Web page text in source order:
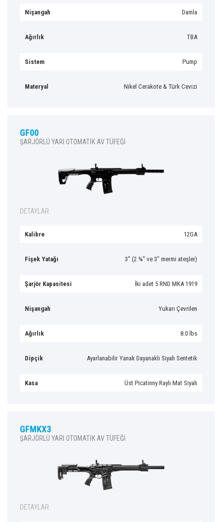
Nişangah Damla
Ağırlık TBA
Sistem Pump
Materyal Nikel Cerakote & Türk Cevizi
GF00
ŞARJÖRLÜ YARI OTOMATİK AV TÜFEĞİ
DETAYLAR
Kalibre 12GA
Fişek Yatağı 3″ (2 ¾” ve 3″ mermi ateşler)
Şarjör Kapasitesi İki adet 5 RND MKA 1919
Nişangah Yukarı Çevrilen
Ağırlık 8.0 lbs
Dipçik Ayarlanabilir Yanak Dayanaklı Siyah Sentetik
Kasa Üst Picatinny Raylı Mat Siyah
GFMKX3
ŞARJÖRLÜ YARI OTOMATİK AV TÜFEĞİ
DETAYLAR